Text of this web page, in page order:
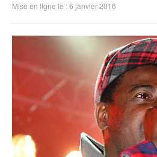
Mise en ligne le : 6 janvier 2016